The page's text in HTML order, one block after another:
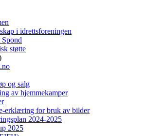
i idrettsforeningen
støtte
og salg
av hjemmekamper
erklæring for bruk av bilder
2024-2025
2025